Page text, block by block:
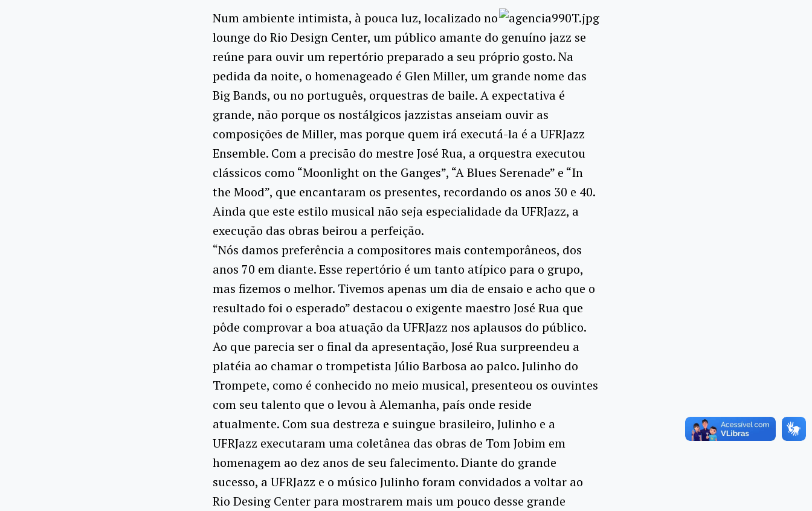
Num ambiente intimista, à pouca luz, localizado no
lounge do Rio Design Center, um público amante do genuíno jazz se
reúne para ouvir um repertório preparado a seu próprio gosto. Na
pedida da noite, o homenageado é Glen Miller, um grande nome das
Big Bands, ou no português, orquestras de baile. A expectativa é
grande, não porque os nostálgicos jazzistas anseiam ouvir as
composições de Miller, mas porque quem irá executá-la é a UFRJazz
Ensemble. Com a precisão do mestre José Rua, a orquestra executou
clássicos como “Moonlight on the Ganges”, “A Blues Serenade” e “In
the Mood”, que encantaram os presentes, recordando os anos 30 e 40.
Ainda que este estilo musical não seja especialidade da UFRJazz, a
execução das obras beirou a perfeição.
“Nós damos preferência a compositores mais contemporâneos, dos
anos 70 em diante. Esse repertório é um tanto atípico para o grupo,
mas fizemos o melhor. Tivemos apenas um dia de ensaio e acho que o
resultado foi o esperado” destacou o exigente maestro José Rua que
pôde comprovar a boa atuação da UFRJazz nos aplausos do público.
Ao que parecia ser o final da apresentação, José Rua surpreendeu a
platéia ao chamar o trompetista Júlio Barbosa ao palco. Julinho do
Trompete, como é conhecido no meio musical, presenteou os ouvintes
com seu talento que o levou à Alemanha, país onde reside
atualmente. Com sua destreza e suingue brasileiro, Julinho e a
UFRJazz executaram uma coletânea das obras de Tom Jobim em
homenagem ao dez anos de seu falecimento. Diante do grande
sucesso, a UFRJazz e o músico Julinho foram convidados a voltar ao
Rio Desing Center para mostrarem mais um pouco desse grande